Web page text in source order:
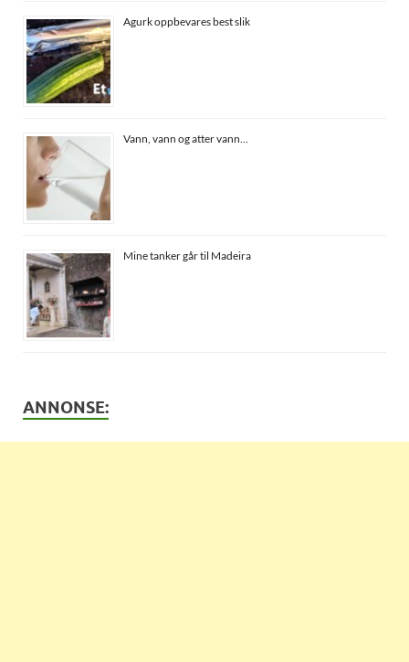
Agurk oppbevares best slik
Vann, vann og atter vann…
Mine tanker går til Madeira
ANNONSE: